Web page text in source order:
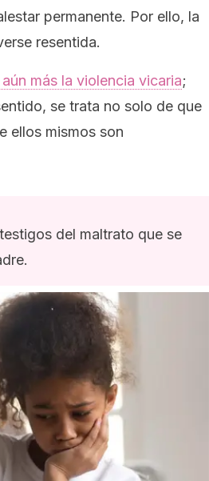
permanente. Por ello, la
resentida.
más la violencia vicaria;
se trata no solo de que
ellos mismos son
del maltrato que se